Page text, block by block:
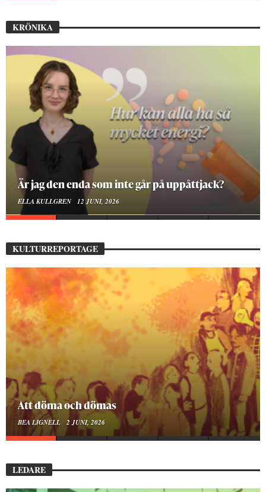
KRÖNIKA
På stadsbiblioteket hittar jag det mänskliga
MOA LINDROTH 10 JUNI, 2026
KULTURREPORTAGE
Mellan ånger och ältande
BEA LIGNELL 23 MARS, 2026
LEDARE